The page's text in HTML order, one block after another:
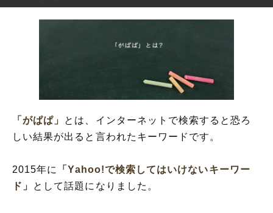
「がばば」の元ネタ
「がばば」は今ではできない!
「世にも奇妙な物語」とは?
「がぱぱ」 とは、インターネットで検索すると恐ろ
しい結果が出ると言われたキーワードです。
2015年に
「Yahoo!で検索してはいけないキーワー
ド」
として話題になりました。